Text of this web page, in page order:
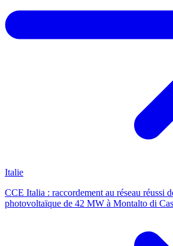
Italie
CCE Italia : raccordement au réseau réussi
photovoltaïque de 42 MW à Montalto di